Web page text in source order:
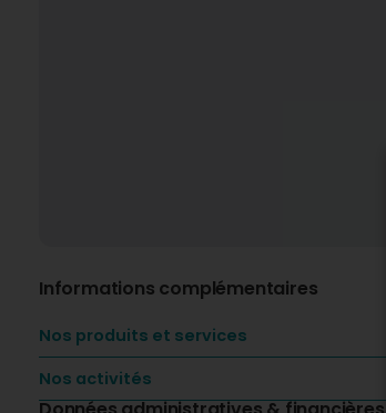
Informations complémentaires
Nos produits et services
Nos activités